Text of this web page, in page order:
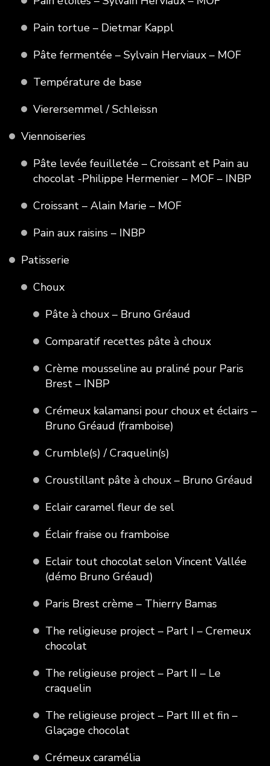
Pain tortue – Dietmar Kappl
Pâte fermentée – Sylvain Herviaux – MOF
Température de base
Vierersemmel / Schleissn
Viennoiseries
Pâte levée feuilletée – Croissant et Pain au
chocolat -Philippe Hermenier – MOF – INBP
Croissant – Alain Marie – MOF
Pain aux raisins – INBP
Patisserie
Choux
Pâte à choux – Bruno Gréaud
Comparatif recettes pâte à choux
Crème mousseline au praliné pour Paris
Brest – INBP
Crémeux kalamansi pour choux et éclairs –
Bruno Gréaud (framboise)
Crumble(s) / Craquelin(s)
Croustillant pâte à choux – Bruno Gréaud
Eclair caramel fleur de sel
Éclair fraise ou framboise
Eclair tout chocolat selon Vincent Vallée
(démo Bruno Gréaud)
Paris Brest crème – Thierry Bamas
The religieuse project – Part I – Cremeux
chocolat
The religieuse project – Part II – Le
craquelin
The religieuse project – Part III et fin –
Glaçage chocolat
Crémeux caramélia